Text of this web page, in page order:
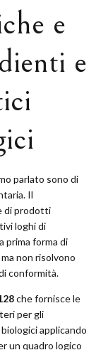
e
e
parlato sono di
Il
di prodotti
loghi di
prima forma di
non risolvono
conformità.
che fornisce le
per gli
applicando
un quadro logico